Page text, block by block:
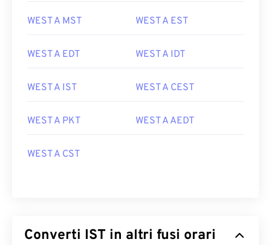
WEST A MST WEST A EST
WEST A EDT WEST A IDT
WEST A IST WEST A CEST
WEST A PKT WEST A AEDT
WEST A CST
Converti IST in altri fusi orari